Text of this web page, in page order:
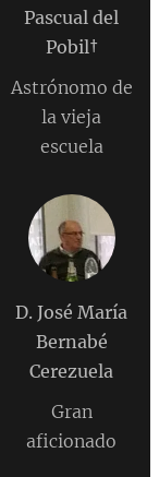
Pascual del
Pobil†
Astrónomo de
la vieja
escuela
D. José María
Bernabé
Cerezuela
Gran
aficionado